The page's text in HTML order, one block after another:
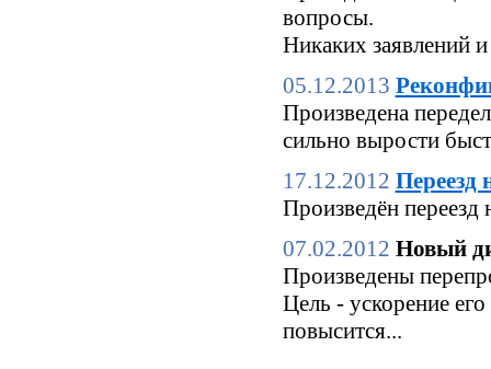
вопросы.
Никаких заявлений
05.12.2013
Произведена
сильно вырости
17.12.2012 Переезд
Произведён переезд
07.02.2012 Новый
Произведены
Цель - ускорение
повысится...